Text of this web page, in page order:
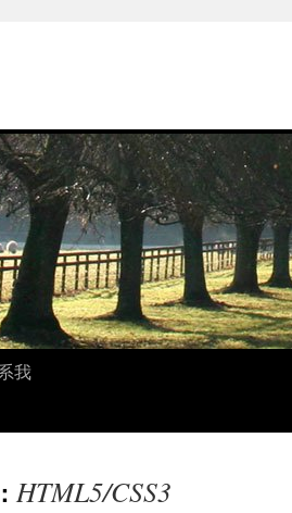
我
HTML5/CSS3